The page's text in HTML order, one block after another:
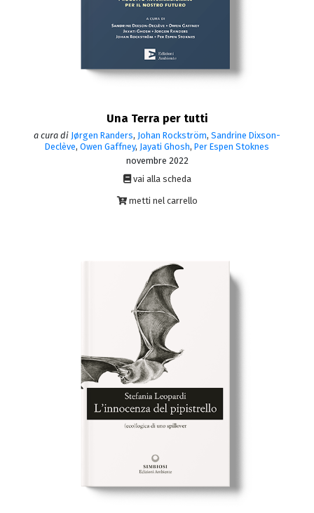
Una Terra per tutti
a cura di Jørgen Randers, Johan Rockström, Sandrine Dixson-
Declève, Owen Gaffney, Jayati Ghosh, Per Espen Stoknes
novembre 2022
vai alla scheda
metti nel carrello